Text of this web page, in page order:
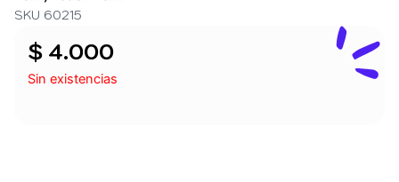
SKU 60215
$4.000
Sin existencias